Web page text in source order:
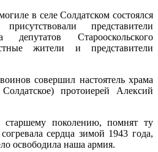
в селе Солдатском состоялся
представители
депутатов Старооскольского
жители и представители
совершил настоятель храма
протоиерей Алексий
поколению, помнят ту
сердца зимой 1943 года,
освободила наша армия.